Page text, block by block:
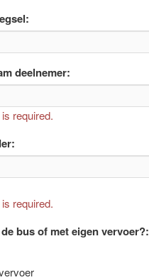
deelnemer:
required.
required.
bus of met eigen vervoer?: